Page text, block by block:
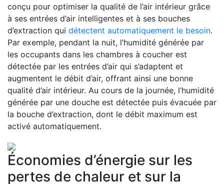
conçu pour optimiser la qualité de l’air intérieur grâce
à ses entrées d’air intelligentes et à ses bouches
d’extraction qui détectent automatiquement le besoin.
Par exemple, pendant la nuit, l’humidité générée par
les occupants dans les chambres à coucher est
détectée par les entrées d’air qui s’adaptent et
augmentent le débit d’air, offrant ainsi une bonne
qualité d’air intérieur. Au cours de la journée, l’humidité
générée par une douche est détectée puis évacuée par
la bouche d’extraction, dont le débit maximum est
activé automatiquement.
Économies d’énergie sur les
pertes de chaleur et sur la